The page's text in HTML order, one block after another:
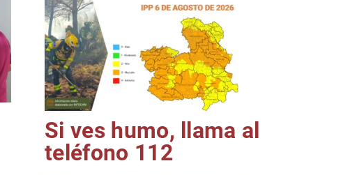
El jefe del Ejecutivo castellanomanchego, Emiliano García-
Si ves humo, llama al
teléfono 112